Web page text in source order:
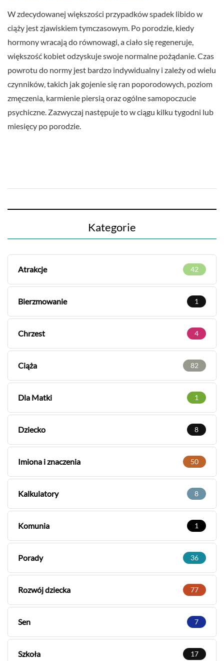
W zdecydowanej większości przypadków spadek libido w
ciąży jest zjawiskiem tymczasowym. Po porodzie, kiedy
hormony wracają do równowagi, a ciało się regeneruje,
większość kobiet odzyskuje swoje normalne pożądanie. Czas
powrotu do normy jest bardzo indywidualny i zależy od wielu
czynników, takich jak gojenie się ran poporodowych, poziom
zmęczenia, karmienie piersią oraz ogólne samopoczucie
psychiczne. Zazwyczaj następuje to w ciągu kilku tygodni lub
miesięcy po porodzie.
Kategorie
Atrakcje 42
Bierzmowanie 1
Chrzest 4
Ciąża 82
Dla Matki 1
Dziecko 8
Imiona i znaczenia 50
Kalkulatory 8
Komunia 1
Porady 36
Rozwój dziecka 77
Sen 7
Szkoła 17